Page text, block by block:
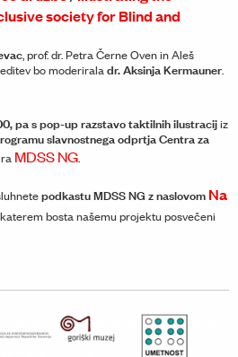
society for Blind and
, prof. dr. Petra Černe Oven in Aleš
bo moderiraladr. Aksinja Kermauner.
pa s pop-up razstavo taktilnih ilustracijiz
slavnostnega odprtja Centra za
MDSS NG.
podkastu MDSS NG z naslovom Na
bosta našemu projektu posvečeni